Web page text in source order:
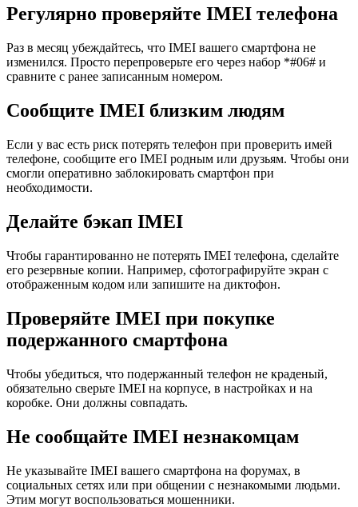
Регулярно проверяйте IMEI телефона
Раз в месяц убеждайтесь, что IMEI вашего смартфона не
изменился. Просто перепроверьте его через набор *#06# и
сравните с ранее записанным номером.
Сообщите IMEI близким людям
Если у вас есть риск потерять телефон при проверить имей
телефоне, сообщите его IMEI родным или друзьям. Чтобы они
смогли оперативно заблокировать смартфон при
необходимости.
Делайте бэкап IMEI
Чтобы гарантированно не потерять IMEI телефона, сделайте
его резервные копии. Например, сфотографируйте экран с
отображенным кодом или запишите на диктофон.
Проверяйте IMEI при покупке
подержанного смартфона
Чтобы убедиться, что подержанный телефон не краденый,
обязательно сверьте IMEI на корпусе, в настройках и на
коробке. Они должны совпадать.
Не сообщайте IMEI незнакомцам
Не указывайте IMEI вашего смартфона на форумах, в
социальных сетях или при общении с незнакомыми людьми.
Этим могут воспользоваться мошенники.